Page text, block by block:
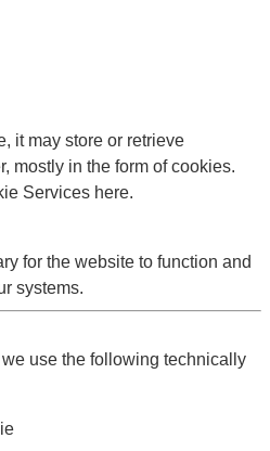
it may store or retrieve
mostly in the form of cookies.
Services here.
for the website to function and
systems.
use the following technically